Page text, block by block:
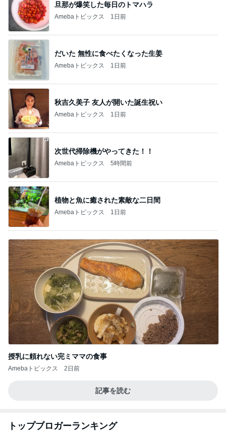
旦那が爆笑した毎日のトマハラ
Amebaトピックス 1日前
だいた 無性に食べたくなった生姜
Amebaトピックス 1日前
秋吉久美子 友人が開いた誕生祝い
Amebaトピックス 1日前
次世代掃除機がやってきた！！
Amebaトピックス 5時間前
植物と魚に癒された素敵な二日間
Amebaトピックス 1日前
授乳に頼れない完ミママの食事
Amebaトピックス 2日前
記事を読む
トップブロガーランキング